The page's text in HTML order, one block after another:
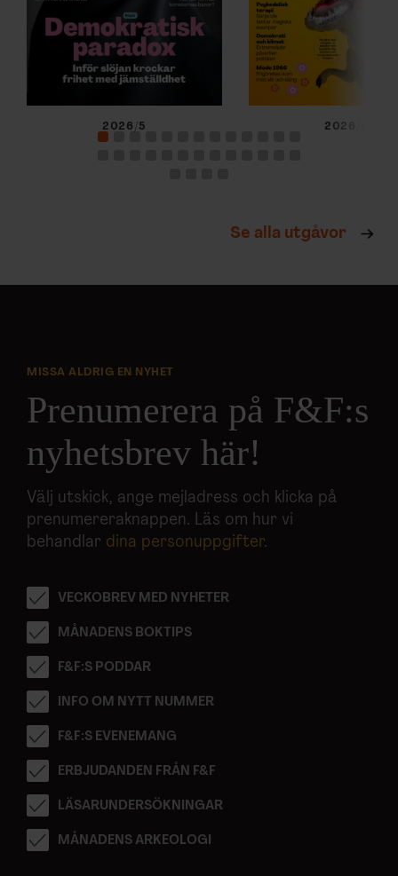
2026/5 2026/4
Se alla utgåvor
MISSA ALDRIG EN NYHET
Prenumerera på F&F:s
nyhetsbrev här!
Välj utskick, ange mejladress och klicka på
prenumereraknappen. Läs om hur vi
behandlar dina personuppgifter.
VECKOBREV MED NYHETER
MÅNADENS BOKTIPS
F&F:S PODDAR
INFO OM NYTT NUMMER
F&F:S EVENEMANG
ERBJUDANDEN FRÅN F&F
LÄSARUNDERSÖKNINGAR
MÅNADENS ARKEOLOGI